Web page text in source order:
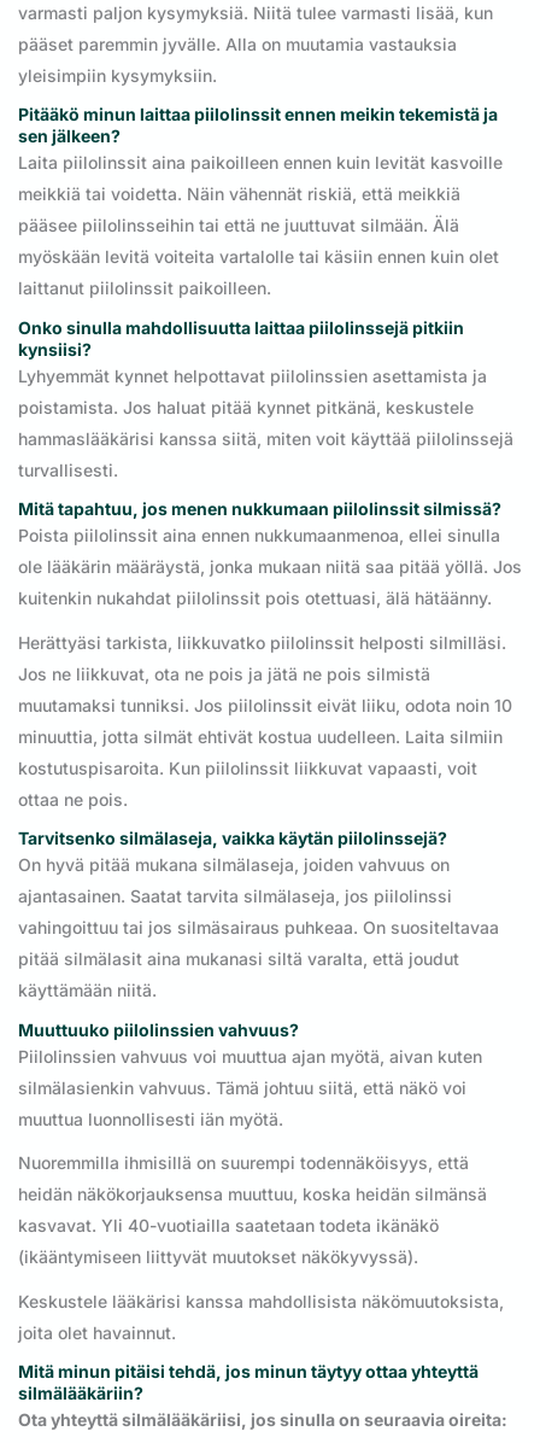
varmasti paljon kysymyksiä. Niitä tulee varmasti lisää, kun
pääset paremmin jyvälle. Alla on muutamia vastauksia
yleisimpiin kysymyksiin.
Pitääkö minun laittaa piilolinssit ennen meikin tekemistä ja
sen jälkeen?
Laita piilolinssit aina paikoilleen ennen kuin levität kasvoille
meikkiä tai voidetta. Näin vähennät riskiä, että meikkiä
pääsee piilolinsseihin tai että ne juuttuvat silmään. Älä
myöskään levitä voiteita vartalolle tai käsiin ennen kuin olet
laittanut piilolinssit paikoilleen.
Onko sinulla mahdollisuutta laittaa piilolinssejä pitkiin
kynsiisi?
Lyhyemmät kynnet helpottavat piilolinssien asettamista ja
poistamista. Jos haluat pitää kynnet pitkänä, keskustele
hammaslääkärisi kanssa siitä, miten voit käyttää piilolinssejä
turvallisesti.
Mitä tapahtuu, jos menen nukkumaan piilolinssit silmissä?
Poista piilolinssit aina ennen nukkumaanmenoa, ellei sinulla
ole lääkärin määräystä, jonka mukaan niitä saa pitää yöllä. Jos
kuitenkin nukahdat piilolinssit pois otettuasi, älä hätäänny.
Herättyäsi tarkista, liikkuvatko piilolinssit helposti silmilläsi.
Jos ne liikkuvat, ota ne pois ja jätä ne pois silmistä
muutamaksi tunniksi. Jos piilolinssit eivät liiku, odota noin 10
minuuttia, jotta silmät ehtivät kostua uudelleen. Laita silmiin
kostutuspisaroita. Kun piilolinssit liikkuvat vapaasti, voit
ottaa ne pois.
Tarvitsenko silmälaseja, vaikka käytän piilolinssejä?
On hyvä pitää mukana silmälaseja, joiden vahvuus on
ajantasainen. Saatat tarvita silmälaseja, jos piilolinssi
vahingoittuu tai jos silmäsairaus puhkeaa. On suositeltavaa
pitää silmälasit aina mukanasi siltä varalta, että joudut
käyttämään niitä.
Muuttuuko piilolinssien vahvuus?
Piilolinssien vahvuus voi muuttua ajan myötä, aivan kuten
silmälasienkin vahvuus. Tämä johtuu siitä, että näkö voi
muuttua luonnollisesti iän myötä.
Nuoremmilla ihmisillä on suurempi todennäköisyys, että
heidän näkökorjauksensa muuttuu, koska heidän silmänsä
kasvavat. Yli 40-vuotiailla saatetaan todeta ikänäkö
(ikääntymiseen liittyvät muutokset näkökyvyssä).
Keskustele lääkärisi kanssa mahdollisista näkömuutoksista,
joita olet havainnut.
Mitä minun pitäisi tehdä, jos minun täytyy ottaa yhteyttä
silmälääkäriin?
Ota yhteyttä silmälääkäriisi, jos sinulla on seuraavia oireita: